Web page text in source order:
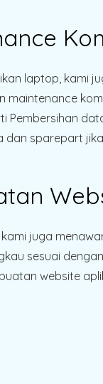
laptop, kami
maintenance
Pembersihan
sparepart
juga
sesuai
website